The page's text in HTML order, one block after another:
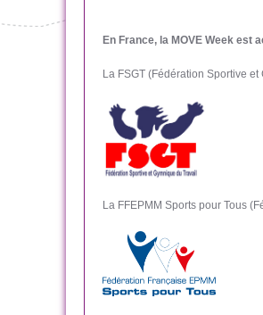
En France, la MOVE Week est
La FSGT (Fédération Sportive
La FFEPMM Sports pour Tous